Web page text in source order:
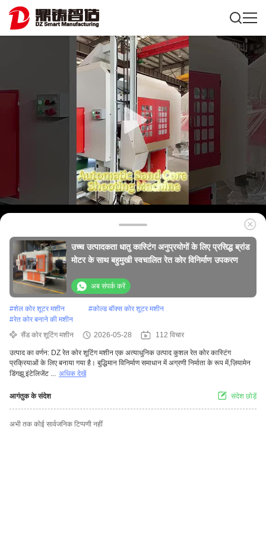
उच्च उत्पादकता धातु कास्टिंग अनुप्रयोगों के लिए प्रसिद्ध ब्रांड
मोटर के साथ बहुमुखी स्वचालित रेत कोर विनिर्माण उपकरण
अब संपर्क करें
#शेल कोर शूटर मशीन #कोल्ड बॉक्स कोर शूटर मशीन
#रेत कोर बनाने की मशीन
सैंड कोर शूटिंग मशीन
2026-05-28 112 विचार
उत्पाद का वर्णन: DZ रेत कोर शूटिंग मशीन एक अत्याधुनिक उत्पाद कुशल रेत कोर कास्टिंग
प्रक्रियाओं के लिए बनाया गया है। बुद्धिमान विनिर्माण समाधान में अग्रणी निर्माता के रूप में,ज़ियामेन
डिंगझू इंटेलिजेंट ... अधिक देखें
आगंतुक के संदेश संदेश छोड़ें
अभी तक कोई सार्वजनिक टिप्पणी नहीं